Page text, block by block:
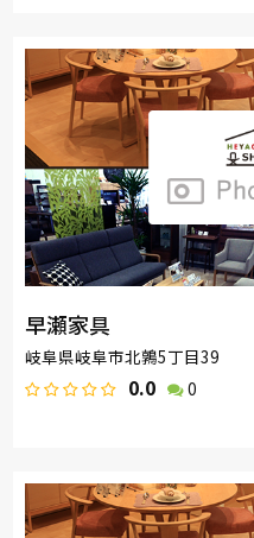
早瀬家具
岐阜県岐阜市北鶉5丁目39
0.0 0